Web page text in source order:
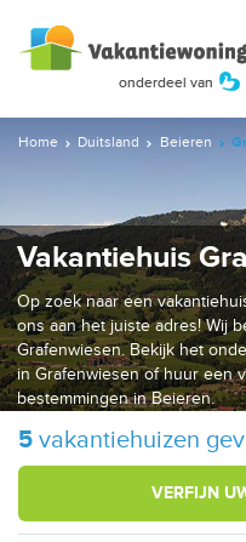
Home Duitsland Beieren
Vakantiehuis
Op zoek naar een
ons aan het juiste adres! Wij
Grafenwiesen. Bekijk het
in Grafenwiesen of huur een
bestemmingen in Beieren.
5 vakantiehuizen
VERFIJN